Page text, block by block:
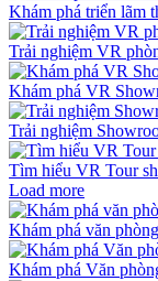
Khám phá triển lãm
Trải nghiệm VR
Khám phá VR
Trải nghiệm
Tìm hiểu VR Tour
Load more
Khám phá văn
Khám phá Văn